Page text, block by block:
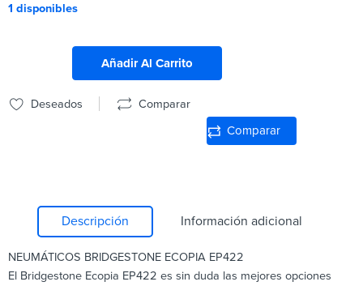
1 disponibles
Añadir Al Carrito
Deseados Comparar
Comparar
Descripción Información adicional
NEUMÁTICOS BRIDGESTONE ECOPIA EP422
El Bridgestone Ecopia EP422 es sin duda las mejores opciones